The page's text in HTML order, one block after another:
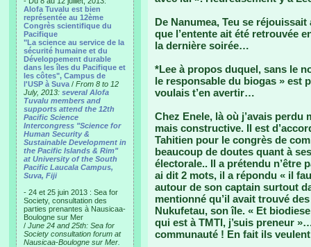
Alofa Tuvalu est bien
représentée au 12ème
Congrès scientifique du
Pacifique
"La science au service de la
sécurité humaine et du
Développement durable
dans les îles du Pacifique et
les côtes", Campus de
l'USP à Suva / From 8 to 12
July, 2013: several Alofa
Tuvalu members and
supports attend the 12th
Pacific Science
Intercongress "Science for
Human Security &
Sustainable Development in
the Pacific Islands & Rim"
at University of the South
Pacific Laucala Campus,
Suva, Fiji
- 24 et 25 juin 2013 : Sea for
Society, consultation des
parties prenantes à Nausicaa-
Boulogne sur Mer
/ June 24 and 25th: Sea for
Society consultation forum at
Nausicaa-Boulogne sur Mer.
De Nanumea, Teu se
que l’entente ait été retrouvée
la dernière soirée…
*Lee à propos duquel, sans le
le responsable du biogas » est
voulais t’en avertir…
Chez Enele, là où j’avais
mais constructive. Il est
Tahitien pour le congrès de
beaucoup de doutes quant à
électorale.. Il a prétendu n’être
ai dit 2 mots, il a répondu « il
autour de son captain surtout
mentionné qu’il avait trouvé
Nukufetau, son île. « Et
qui est à TMTI, j’suis preneur
communauté ! En fait ils